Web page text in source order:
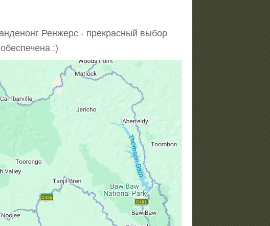
Ренжерс - прекрасный выбор
:)